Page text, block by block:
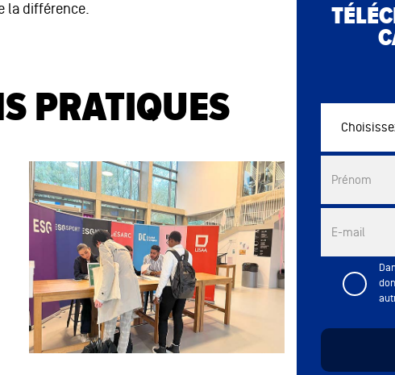
la différence.
PRATIQUES Choisissez
Prénom
E-mail